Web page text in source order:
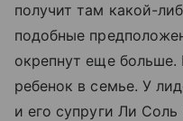
получит там какой-
подобные
окрепнут еще
ребенок в семье. У
и его супруги Ли